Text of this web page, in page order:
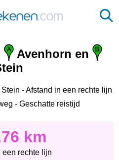
Avenhorn en
- Afstand in een rechte lijn
- Geschatte reistijd
km
een rechte lijn